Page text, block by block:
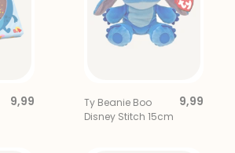
9,99
Ty Beanie Boo
Disney Stitch 15cm
9,99